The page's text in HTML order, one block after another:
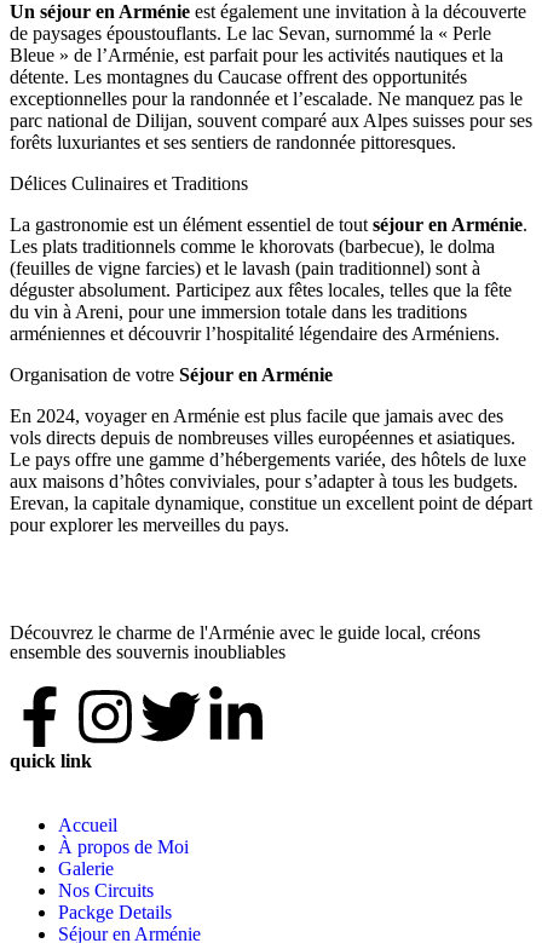
Un séjour en Arménie est également une invitation à la découverte
de paysages époustouflants. Le lac Sevan, surnommé la « Perle
Bleue » de l’Arménie, est parfait pour les activités nautiques et la
détente. Les montagnes du Caucase offrent des opportunités
exceptionnelles pour la randonnée et l’escalade. Ne manquez pas le
parc national de Dilijan, souvent comparé aux Alpes suisses pour ses
forêts luxuriantes et ses sentiers de randonnée pittoresques.
Délices Culinaires et Traditions
La gastronomie est un élément essentiel de tout séjour en Arménie.
Les plats traditionnels comme le khorovats (barbecue), le dolma
(feuilles de vigne farcies) et le lavash (pain traditionnel) sont à
déguster absolument. Participez aux fêtes locales, telles que la fête
du vin à Areni, pour une immersion totale dans les traditions
arméniennes et découvrir l’hospitalité légendaire des Arméniens.
Organisation de votre Séjour en Arménie
En 2024, voyager en Arménie est plus facile que jamais avec des
vols directs depuis de nombreuses villes européennes et asiatiques.
Le pays offre une gamme d’hébergements variée, des hôtels de luxe
aux maisons d’hôtes conviviales, pour s’adapter à tous les budgets.
Erevan, la capitale dynamique, constitue un excellent point de départ
pour explorer les merveilles du pays.
Découvrez le charme de l'Arménie avec le guide local, créons
ensemble des souvernis inoubliables
quick link
Accueil
À propos de Moi
Galerie
Nos Circuits
Packge Details
Séjour en Arménie